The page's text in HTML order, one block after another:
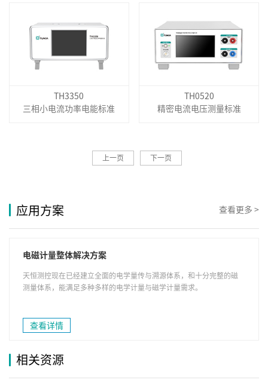
TH3350
三相小电流功率电能标准
TH0520
精密电流电压测量标准
上一页 下一页
应用方案 查看更多 >
电磁计量整体解决方案
天恒测控现在已经建立全面的电学量传与溯源体系，和十分完整的磁
测量体系，能满足多种多样的电学计量与磁学计量需求。
查看详情
相关资源